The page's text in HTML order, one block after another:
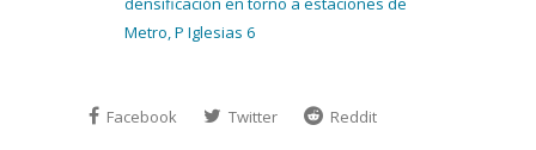
Metro, P Iglesias 6
Facebook Twitter
Reddit